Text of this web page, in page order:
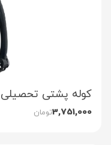
کوله پشتی تحصیلی
3,751,000تومان